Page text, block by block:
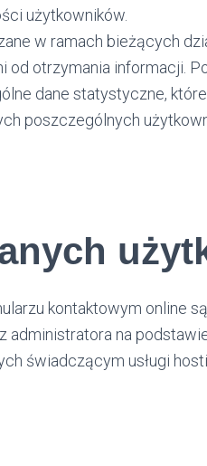
użytkowników.
w ramach bieżących
od otrzymania informacji.
dane statystyczne,
poszczególnych
kontaktowym online
administratora na
świadczącym usługi